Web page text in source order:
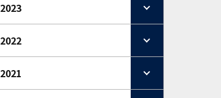
2023
2022
2021